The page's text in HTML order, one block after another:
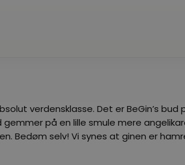
verdensklasse. Det er BeGin’s
på en lille smule mere
Bedøm selv! Vi synes at ginen er